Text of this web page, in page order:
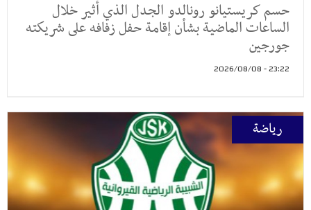
حسم كريستيانو رونالدو الجدل الذي أثير خلال
الساعات الماضية بشأن إقامة حفل زفافه على شريكته
جورجين
23:22 - 2026/08/08
رياضة